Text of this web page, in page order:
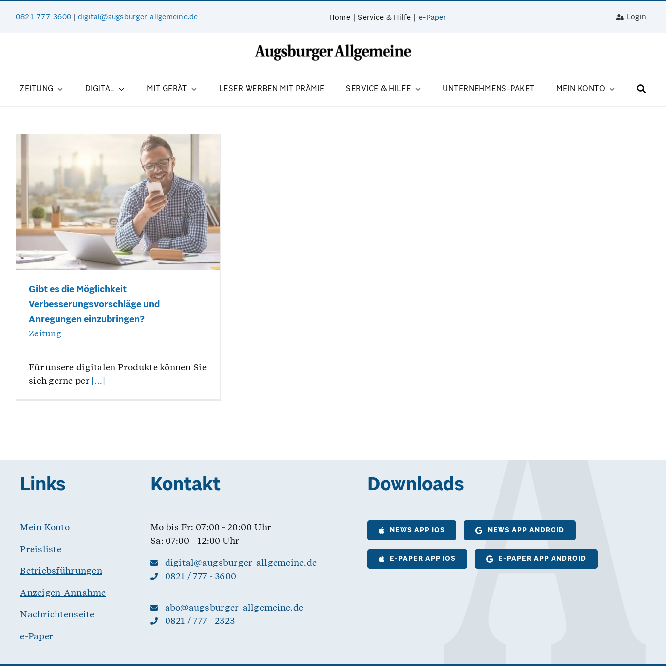
Inhalt0821 777-3600 digital@augsburger-allgemeine.de Home Service & Hilfe e-Paper Login
ZEITUNG DIGITAL MIT GERÄT LESER WERBEN MIT PRÄMIE SERVICE & HILFE UNTERNEHMENS-PAKET MEIN KONTO
Gibt es die Möglichkeit
Verbesserungsvorschläge und
Anregungen einzubringen?
Zeitung
Für unsere digitalen Produkte können Sie
sich gerne per [...]
Links
Mein Konto
Preisliste
Betriebsführungen
Anzeigen-Annahme
Nachrichtenseite
e-Paper
Kontakt
Mo bis Fr: 07:00 - 20:00 Uhr
Sa: 07:00 - 12:00 Uhr
digital@augsburger-allgemeine.de
0821 / 777 - 3600
abo@augsburger-allgemeine.de
0821 / 777 - 2323
Downloads
NEWS APP IOS NEWS APP ANDROID
E-PAPER APP IOS E-PAPER APP ANDROID